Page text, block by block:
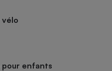
pour enfants